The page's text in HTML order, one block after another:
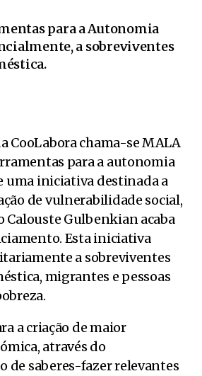
para a Autonomia
a sobreviventes
CooLabora chama-se MALA
para a autonomia
uma iniciativa destinada a
de vulnerabilidade social,
Calouste Gulbenkian acaba
Esta iniciativa
a sobreviventes
migrantes e pessoas
a criação de maior
através do
de saberes-fazer relevantes